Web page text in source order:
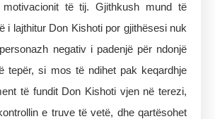
motivacionit të tij. Gjithkush mund të
i lajthitur Don Kishoti por gjithësesi nuk
negativ i padenjë për ndonjë
tepër, si mos të ndihet pak keqardhje
të fundit Don Kishoti vjen në terezi,
e truve të vetë, dhe qartësohet